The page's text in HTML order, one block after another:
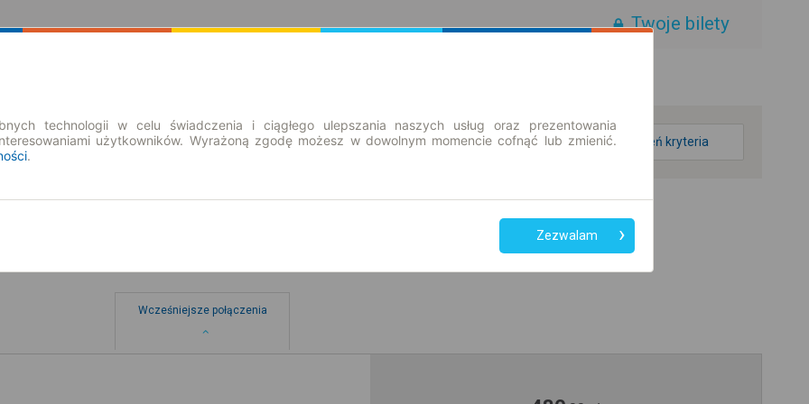
Twoje bilety
zmień kryteria
Wcześniejsze połączenia
technologii w celu świadczenia i ciągłego ulepszania naszych usług oraz prezentowania
użytkowników. Wyrażoną zgodę możesz w dowolnym momencie cofnąć lub zmienić.
.
Zezwalam